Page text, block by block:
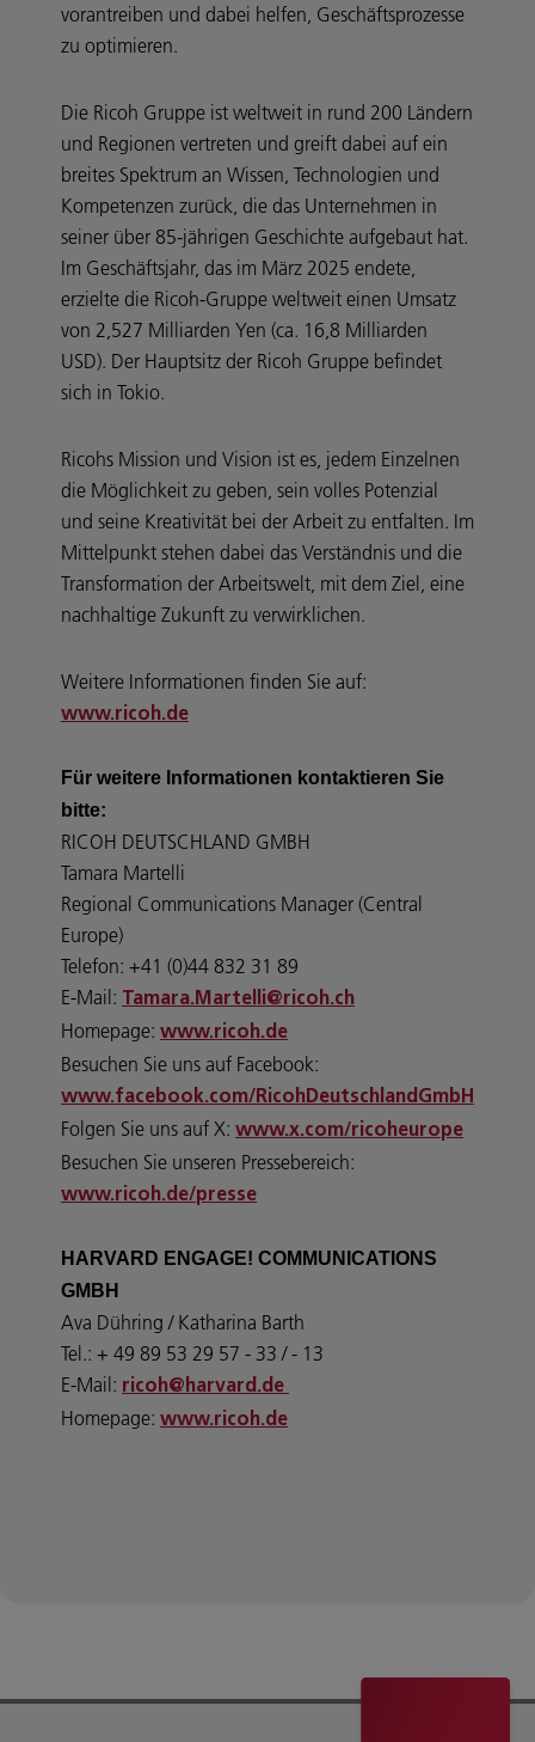
vorantreiben und dabei helfen, Geschäftsprozesse
zu optimieren.
Die Ricoh Gruppe ist weltweit in rund 200 Ländern
und Regionen vertreten und greift dabei auf ein
breites Spektrum an Wissen, Technologien und
Kompetenzen zurück, die das Unternehmen in
seiner über 85-jährigen Geschichte aufgebaut hat.
Im Geschäftsjahr, das im März 2025 endete,
erzielte die Ricoh-Gruppe weltweit einen Umsatz
von 2,527 Milliarden Yen (ca. 16,8 Milliarden
USD). Der Hauptsitz der Ricoh Gruppe befindet
sich in Tokio.
Ricohs Mission und Vision ist es, jedem Einzelnen
die Möglichkeit zu geben, sein volles Potenzial
und seine Kreativität bei der Arbeit zu entfalten. Im
Mittelpunkt stehen dabei das Verständnis und die
Transformation der Arbeitswelt, mit dem Ziel, eine
nachhaltige Zukunft zu verwirklichen.
Weitere Informationen finden Sie auf:
www.ricoh.de
Für weitere Informationen kontaktieren Sie
bitte:
RICOH DEUTSCHLAND GMBH
Tamara Martelli
Regional Communications Manager (Central
Europe)
Telefon: +41 (0)44 832 31 89
E-Mail:
Tamara.Martelli@ricoh.ch
Homepage: www.ricoh.de
Besuchen Sie uns auf Facebook:
www.facebook.com/RicohDeutschlandGmbH
Folgen Sie uns auf X: www.x.com/ricoheurope
Besuchen Sie unseren Pressebereich:
www.ricoh.de/presse
HARVARD ENGAGE! COMMUNICATIONS
GMBH
Ava Dühring / Katharina Barth
Tel.: + 49 89 53 29 57 - 33 / - 13
E-Mail: ricoh@harvard.de
Homepage: www.ricoh.de